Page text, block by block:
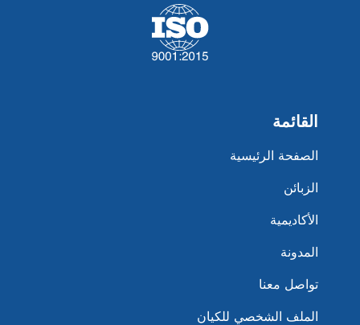
القائمة
الصفحة الرئيسية
الزبائن
الأكاديمية
المدونة
تواصل معنا
الملف الشخصي للكيان